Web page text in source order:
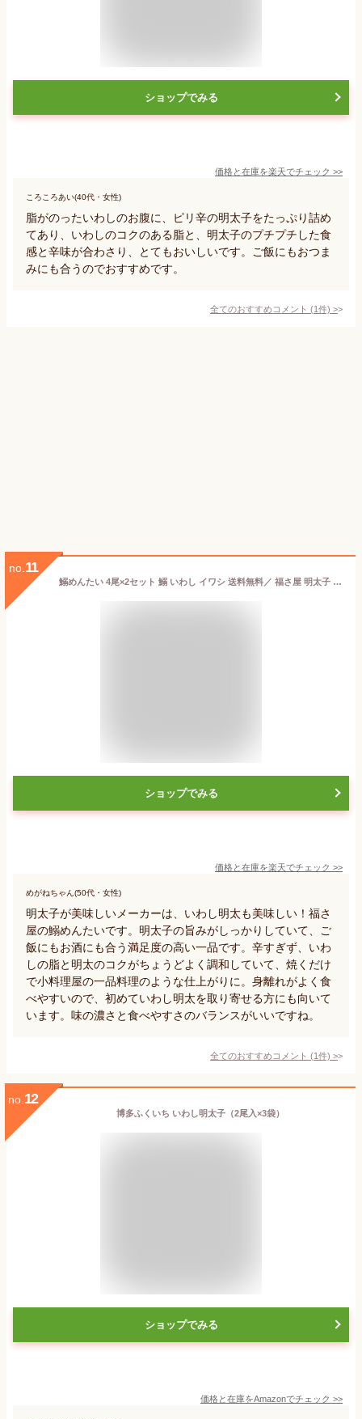
ショップでみる
価格と在庫を楽天でチェック >>
ころころあい(40代・女性)
脂がのったいわしのお腹に、ピリ辛の明太子をたっぷり詰め
てあり、いわしのコクのある脂と、明太子のプチプチした食
感と辛味が合わさり、とてもおいしいです。ご飯にもおつま
みにも合うのでおすすめです。
全てのおすすめコメント (1件) >
no. 11
鰯めんたい 4尾×2セット 鰯 いわし イワシ 送料無料／ 福さ屋 明太子 辛子明太子 おつまみ 晩酌 福岡 博多 土産 ギフト 贈り物 父の日 お中元 御中元 お歳暮 【公式ストア】
ショップでみる
価格と在庫を楽天でチェック >>
めがねちゃん(50代・女性)
明太子が美味しいメーカーは、いわし明太も美味しい！福さ
屋の鰯めんたいです。明太子の旨みがしっかりしていて、ご
飯にもお酒にも合う満足度の高い一品です。辛すぎず、いわ
しの脂と明太のコクがちょうどよく調和していて、焼くだけ
で小料理屋の一品料理のような仕上がりに。身離れがよく食
べやすいので、初めていわし明太を取り寄せる方にも向いて
います。味の濃さと食べやすさのバランスがいいですね。
全てのおすすめコメント (1件) >
no. 12
博多ふくいち いわし明太子（2尾入×3袋）
ショップでみる
価格と在庫をAmazonでチェック >>